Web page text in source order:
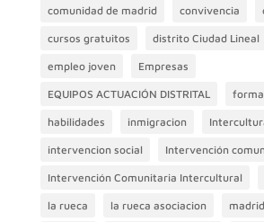
comunidad de madrid convivencia
cursos gratuitos distrito Ciudad Lineal
empleo joven Empresas
EQUIPOS ACTUACIÓN DISTRITAL
habilidades inmigracion
intervencion social Intervención
Intervención Comunitaria Intercultural
la rueca la rueca asociacion madrid